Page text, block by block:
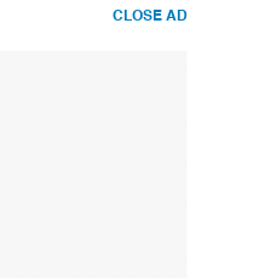
CLOSE AD